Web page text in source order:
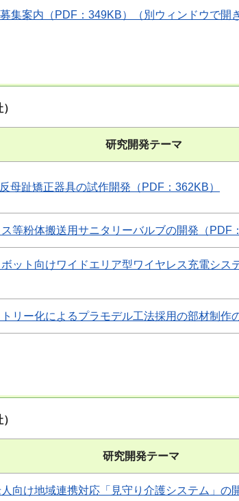
集案内（PDF：349KB）（別ウィンドウで開
研究開発テーマ
母趾矯正器具の試作開発（PDF：362KB）
等粉体搬送用サニタリーバルブの開発（PDF
ボット向けワイドエリア型ワイヤレス充電シス
リー化によるプラモデル工法採用の部材制作
研究開発テーマ
向け地域連携対応「見守り介護システム」の